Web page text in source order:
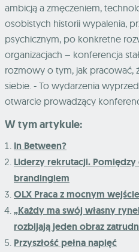
ambicją a zmęczeniem,
osobistych historii wypalenia,
psychicznym, po konkretne
organizacjach – konferencja
rozmowy o tym, jak
siebie. - To wydarzenia
otwarcie prowadzący
W tym artykule:
In Between?
Liderzy rekrutacji.
brandingiem
OLX Praca z mocnym
„Każdy ma swój własny
rozbijają jeden obraz
Przyszłość pełna napięć